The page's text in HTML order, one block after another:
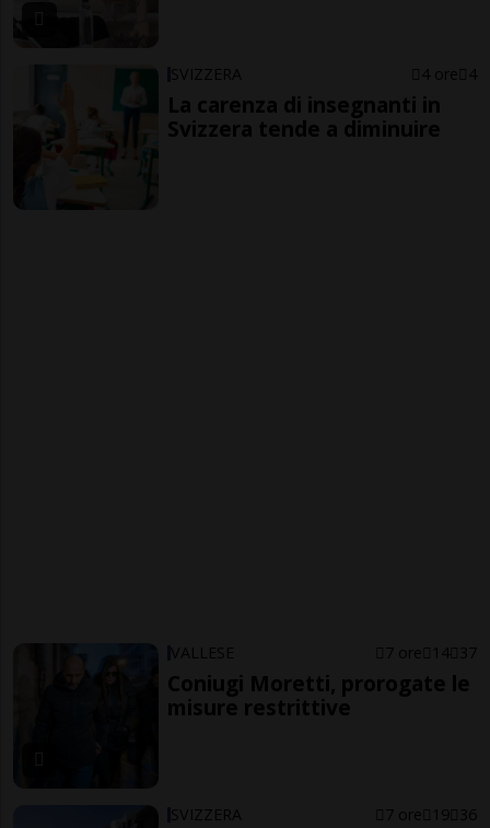
SVIZZERA 4 ore 4
La carenza di insegnanti in
Svizzera tende a diminuire
VALLESE 7 ore 14 37
Coniugi Moretti, prorogate le
misure restrittive
SVIZZERA 7 ore 19 36